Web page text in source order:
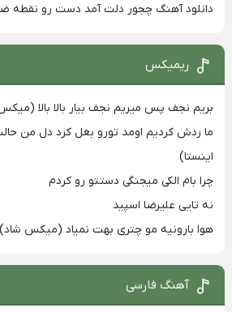
دانلود آهنگ چجور دلت آمد دست رو نقطه
ریمیکس
بریم نجف پس میریم نجف بیار بالا بالا
ما ردش کردیم اومد تورو بغل کرد دل من
اینستا)
چرا بام الکی میجنگی دستتو رو کردم
نه تایی علیرضا اسپید
هوا بارونیه مو چتری بهت نمیاد (میکس شاد)
آهنگ فارسی